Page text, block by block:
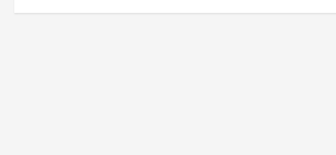
e